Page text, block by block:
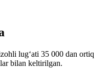
lug‘ati 35 000 dan ortiq
bilan keltirilgan.